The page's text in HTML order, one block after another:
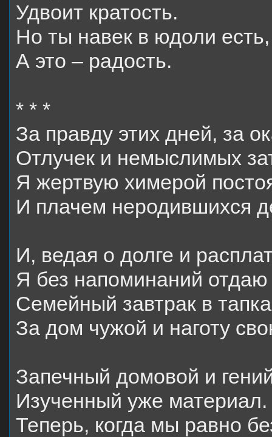
Удвоит кратость.
Но ты навек в юдоли есть,
А это – радость.
* * *
За правду этих дней, за
Отлучек и немыслимых
Я жертвую химерой
И плачем неродившихся
И, ведая о долге и
Я без напоминаний отдаю
Семейный завтрак в
За дом чужой и наготу
Запечный домовой и
Изученный уже материал.
Теперь, когда мы равно